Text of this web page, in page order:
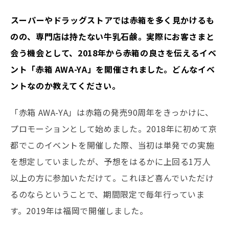
――スーパーやドラッグストアでは赤箱を多く見かけるも
のの、専門店は持たない牛乳石鹸。実際にお客さまと
会う機会として、2018年から赤箱の良さを伝えるイベ
ント「赤箱 AWA-YA」を開催されました。どんなイベ
ントなのか教えてください。
「赤箱 AWA-YA」は赤箱の発売90周年をきっかけに、
プロモーションとして始めました。2018年に初めて京
都でこのイベントを開催した際、当初は単発での実施
を想定していましたが、予想をはるかに上回る1万人
以上の方に参加いただけて。これほど喜んでいただけ
るのならということで、期間限定で毎年行っていま
す。2019年は福岡で開催しました。